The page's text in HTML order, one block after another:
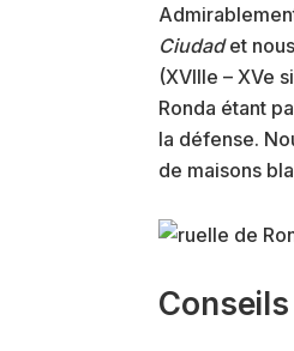
Ciudadet
(XVIIIe – XVe
Ronda étant
la défense.
de maisons